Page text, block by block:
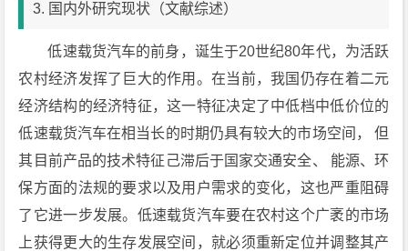
3. 国内外研究现状（文献综述）
低速载货汽车的前身，诞生于20世纪80年代，为活跃
农村经济发挥了巨大的作用。在当前，我国仍存在着二元
经济结构的经济特征，这一特征决定了中低档中低价位的
低速载货汽车在相当长的时期仍具有较大的市场空间， 但
其目前产品的技术特征己滞后于国家交通安全、 能源、环
保方面的法规的要求以及用户需求的变化，这也严重阻碍
了它进一步发展。低速载货汽车要在农村这个广袤的市场
上获得更大的生存发展空间，就必须重新定位并调整其产